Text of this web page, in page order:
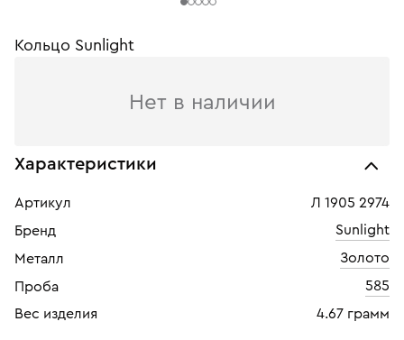
Кольцо Sunlight
Нет в наличии
Характеристики
Артикул
Л 1905 2974
Бренд
Sunlight
Металл
Золото
Проба
585
Вес изделия
4.67 грамм